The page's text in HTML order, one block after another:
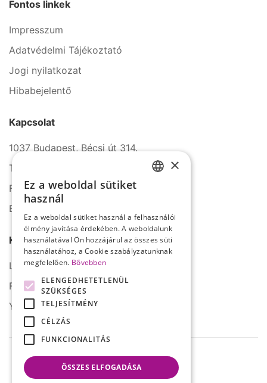
Fontos linkek
Impresszum
Adatvédelmi Tájékoztató
Jogi nyilatkozat
Hibabejelentő
Kapcsolat
1037 Budapest, Bécsi út 314.
Tel.: +36 1 272 2140
Fax: +36 1 272 2150
E-mail: info@serco.hu
Kövessen minket
LinkedIn
Facebook
YouTube
×
Ez a weboldal sütiket
használ
Ez a weboldal sütiket használ a felhasználói
élmény javítása érdekében. A weboldalunk
használatával Ön hozzájárul az összes süti
használatához, a Cookie szabályzatunknak
megfelelően. Bővebben
ELENGEDHETETLENÜL
SZÜKSÉGES
TELJESÍTMÉNY
CÉLZÁS
FUNKCIONALITÁS
ÖSSZES ELFOGADÁSA